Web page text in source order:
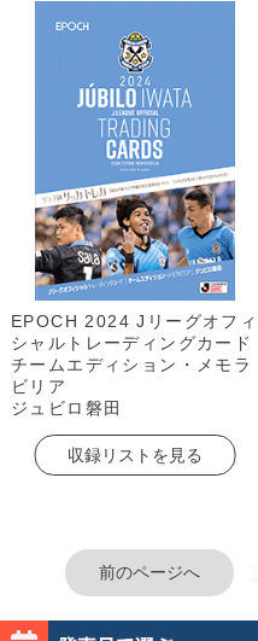
EPOCH 2024 Jリーグオフィ
シャルトレーディングカード
チームエディション・メモラ
ビリア
ジュビロ磐田
収録リストを見る
前のページへ